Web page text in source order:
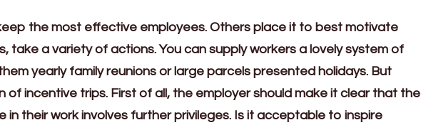
the most effective employees. Others place it to best motivate
take a variety of actions. You can supply workers a lovely system of
yearly family reunions or large parcels presented holidays. But
incentive trips. First of all, the employer should make it clear that the
their work involves further privileges. Is it acceptable to inspire